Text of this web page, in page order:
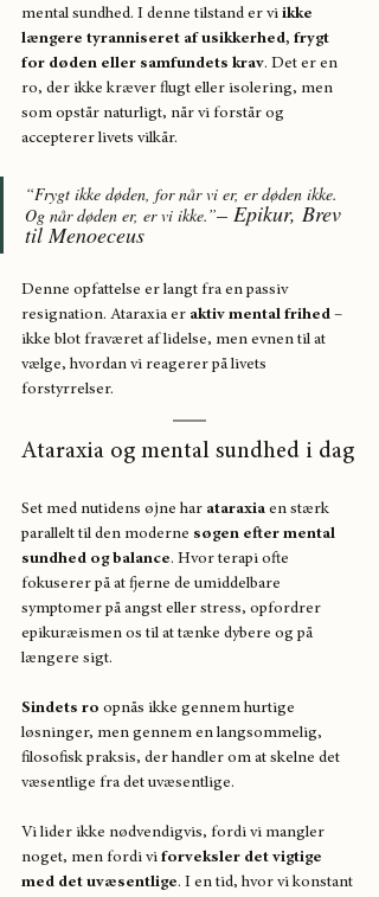
mental sundhed. I denne tilstand er vi ikke
længere tyranniseret af usikkerhed, frygt
for døden eller samfundets krav. Det er en
ro, der ikke kræver flugt eller isolering, men
som opstår naturligt, når vi forstår og
accepterer livets vilkår.
“Frygt ikke døden, for når vi er, er døden ikke.
Og når døden er, er vi ikke.”– Epikur, Brev
til Menoeceus
Denne opfattelse er langt fra en passiv
resignation. Ataraxia er aktiv mental frihed –
ikke blot fraværet af lidelse, men evnen til at
vælge, hvordan vi reagerer på livets
forstyrrelser.
Ataraxia og mental sundhed i dag
Set med nutidens øjne har ataraxia en stærk
parallelt til den moderne søgen efter mental
sundhed og balance. Hvor terapi ofte
fokuserer på at fjerne de umiddelbare
symptomer på angst eller stress, opfordrer
epikuræismen os til at tænke dybere og på
længere sigt.
Sindets ro opnås ikke gennem hurtige
løsninger, men gennem en langsommelig,
filosofisk praksis, der handler om at skelne det
væsentlige fra det uvæsentlige.
Vi lider ikke nødvendigvis, fordi vi mangler
noget, men fordi vi forveksler det vigtige
med det uvæsentlige. I en tid, hvor vi konstant